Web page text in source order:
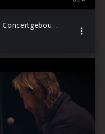
Into The Dark Blue (Live at Concertgebouw, Amsterdam / 2019)